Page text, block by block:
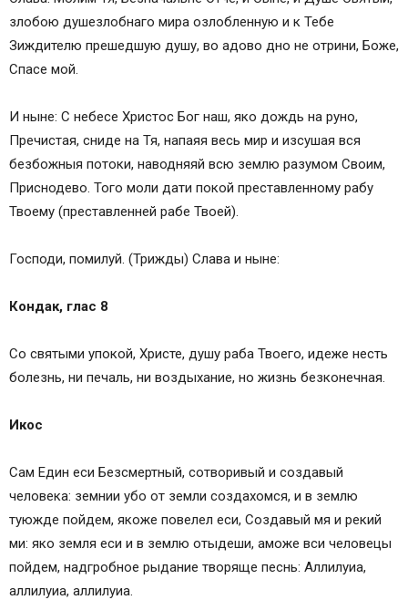
злобою душезлобнаго мира озлобленную и к Тебе
Зиждителю прешедшую душу, во адово дно не отрини, Боже,
Спасе мой.
И ныне: С небесе Христос Бог наш, яко дождь на руно,
Пречистая, сниде на Тя, напаяя весь мир и изсушая вся
безбожныя потоки, наводняяй всю землю разумом Своим,
Приснодево. Того моли дати покой преставленному рабу
Твоему (преставленней рабе Твоей).
Господи, помилуй. (Трижды) Слава и ныне:
Кондак, глас 8
Со святыми упокой, Христе, душу раба Твоего, идеже несть
болезнь, ни печаль, ни воздыхание, но жизнь безконечная.
Икос
Сам Един еси Безсмертный, сотворивый и создавый
человека: земнии убо от земли создахомся, и в землю
туюжде пойдем, якоже повелел еси, Создавый мя и рекий
ми: яко земля еси и в землю отыдеши, аможе вси человецы
пойдем, надгробное рыдание творяще песнь: Аллилуиа,
аллилуиа, аллилуиа.